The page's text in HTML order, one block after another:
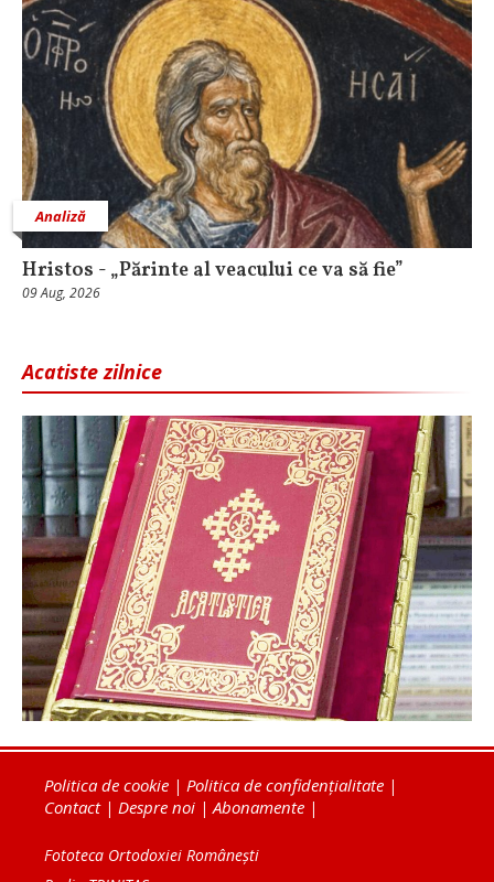
Analiză
Hristos - „Părinte al veacului ce va să fie”
09 Aug, 2026
Acatiste zilnice
Politica de cookie | Politica de confidențialitate |
Contact| Despre noi | Abonamente |
Fototeca Ortodoxiei Românești